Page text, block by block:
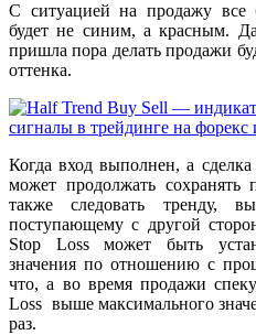
С ситуацией на продажу все
будет не синим, а красным.
пришла пора делать продажи
оттенка.
Когда вход выполнен, а
может продолжать
также следовать тренду,
поступающему с другой
Stop Loss может быть
значения по отношению с
что, а во время продажи
Loss выше максимального
раз.